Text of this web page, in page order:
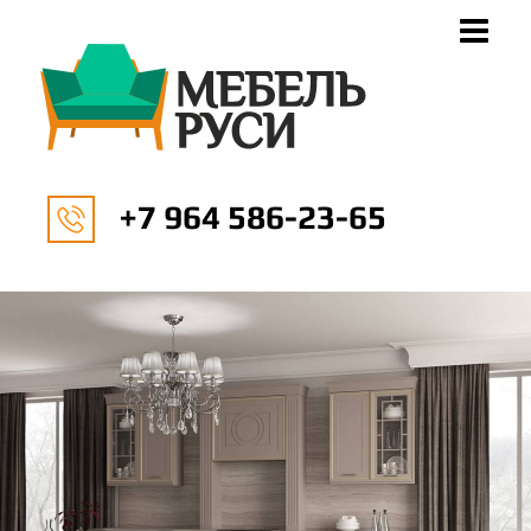
+7 964 586-23-65